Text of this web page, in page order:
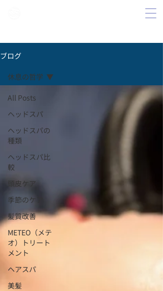
ブログ
All Posts
ヘッドスパ
ヘッドスパの
種類
ヘッドスパ比
較
頭皮ケア
季節のケア
髪質改善
METEO（メテ
オ）トリート
メント
ヘアスパ
美髪
休息の哲学